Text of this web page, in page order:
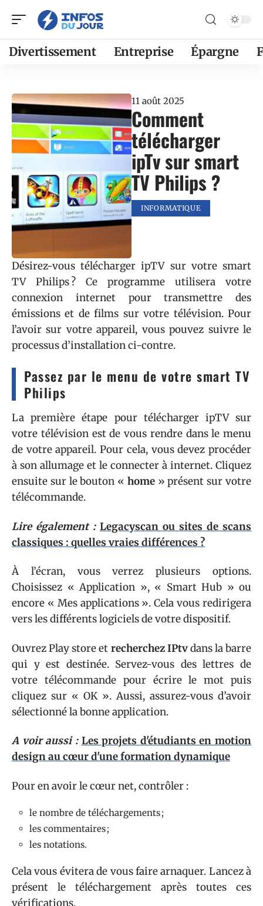
Divertissement Entreprise Épargne
11 août 2025
Comment
télécharger
ipTv sur smart
TV Philips ?
INFORMATIQUE
Désirez-vous télécharger ipTV sur votre smart
TV Philips ? Ce programme utilisera votre
connexion internet pour transmettre des
émissions et de films sur votre télévision. Pour
l’avoir sur votre appareil, vous pouvez suivre le
processus d’installation ci-contre.
Passez par le menu de votre smart TV
Philips
La première étape pour télécharger ipTV sur
votre télévision est de vous rendre dans le menu
de votre appareil. Pour cela, vous devez procéder
à son allumage et le connecter à internet. Cliquez
ensuite sur le bouton « home» présent sur votre
télécommande.
Lire également : Legacyscan ou sites de scans
classiques : quelles vraies différences ?
À l’écran, vous verrez plusieurs options.
Choisissez « Application », « Smart Hub » ou
encore « Mes applications ». Cela vous redirigera
vers les différents logiciels de votre dispositif.
Ouvrez Play store et recherchez IPtvdans la barre
qui y est destinée. Servez-vous des lettres de
votre télécommande pour écrire le mot puis
cliquez sur « OK ». Aussi, assurez-vous d’avoir
sélectionné la bonne application.
A voir aussi : Les projets d'étudiants en motion
design au cœur d'une formation dynamique
Pour en avoir le cœur net, contrôler :
le nombre de téléchargements ;
les commentaires ;
les notations.
Cela vous évitera de vous faire arnaquer. Lancez à
présent le téléchargement après toutes ces
vérifications.